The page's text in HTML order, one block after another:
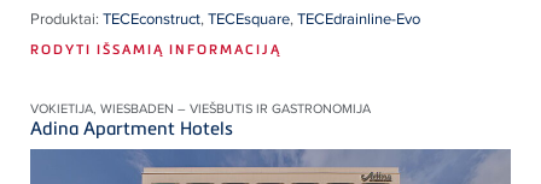
Produktai: TECEconstruct,TECEsquare,TECEdrainline-Evo
RODYTI IŠSAMIĄ INFORMACIJĄ
VOKIETIJA, WIESBADEN – VIEŠBUTIS IR GASTRONOMIJA
Adina Apartment Hotels